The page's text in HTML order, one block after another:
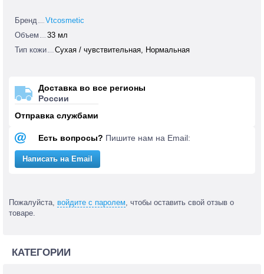
Бренд
Vtcosmetic
Объем
33 мл
Тип кожи
Сухая / чувствительная, Нормальная
Доставка во все регионы
России
Отправка службами
Есть вопросы? Пишите нам на Email:
Написать на Email
Пожалуйста, войдите с паролем , чтобы оставить свой отзыв о
товаре.
КАТЕГОРИИ